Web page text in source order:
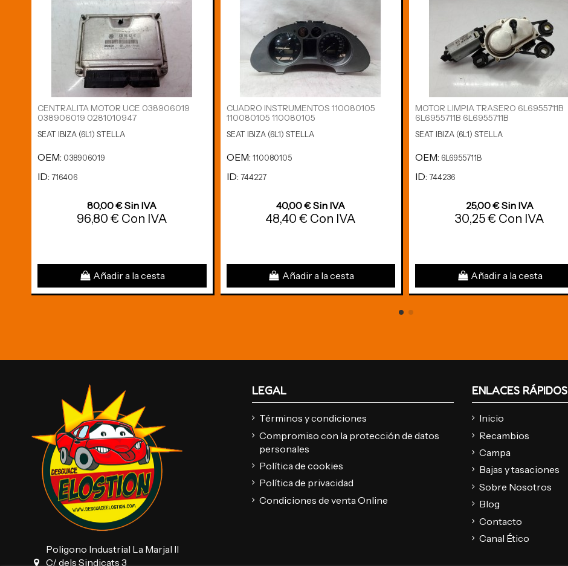
CENTRALITA MOTOR UCE 038906019
038906019 0281010947
SEAT IBIZA (6L1) STELLA
OEM: 038906019
ID: 716406
80,00 € Sin IVA
96,80 € Con IVA
Añadir a la cesta
CUADRO INSTRUMENTOS 110080105
110080105 110080105
SEAT IBIZA (6L1) STELLA
OEM: 110080105
ID: 744227
40,00 € Sin IVA
48,40 € Con IVA
Añadir a la cesta
MOTOR LIMPIA TRASERO 6L6955711B
6L6955711B 6L6955711B
SEAT IBIZA (6L1) STELLA
OEM: 6L6955711B
ID: 744236
25,00 € Sin IVA
30,25 € Con IVA
Añadir a la cesta
Poligono Industrial La Marjal II
C/ dels Sindicats 3
LEGAL
Términos y condiciones
Compromiso con la protección de datos
personales
Política de cookies
Política de privacidad
Condiciones de venta Online
ENLACES RÁPIDOS
Inicio
Recambios
Campa
Bajas y tasaciones
Sobre Nosotros
Blog
Contacto
Canal Ético